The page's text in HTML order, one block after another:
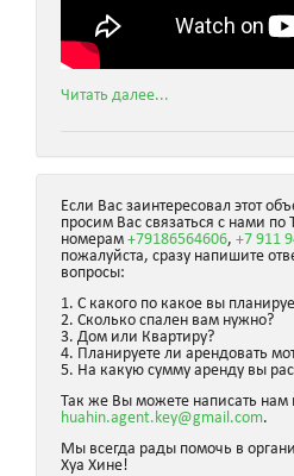
Читать далее...
Если Вас заинтересовал этот
просим Вас связаться с нами по
номерам +79186564606, +7 911
пожалуйста, сразу напишите
вопросы:
1. С какого по какое вы
2. Сколько спален вам нужно?
3. Дом или Квартиру?
4. Планируете ли арендовать
5. На какую сумму аренду вы
Так же Вы можете написать нам
huahin.agent.key@gmail.com.
Мы всегда рады помочь в
Хуа Хине!